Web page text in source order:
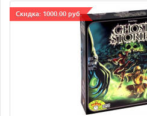
Cкидка: 1000.00 руб.